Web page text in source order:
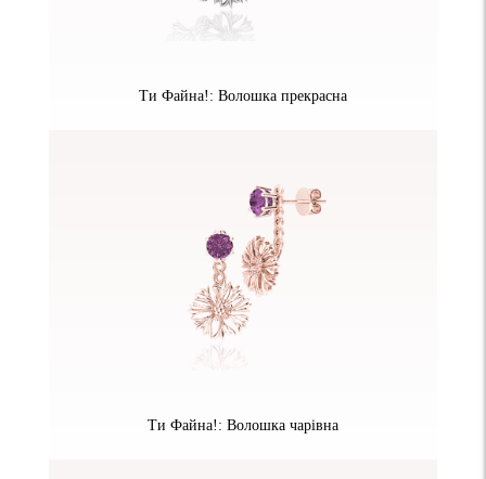
Ти Файна!: Волошка прекрасна
Ти Файна!: Волошка чарівна